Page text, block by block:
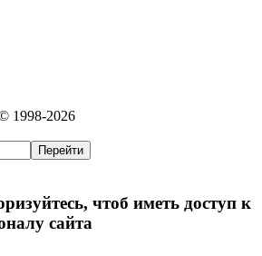
1998-2026
чтоб иметь доступ к
сайта